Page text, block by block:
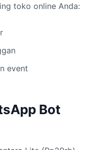
toko online Anda:
event
Bot